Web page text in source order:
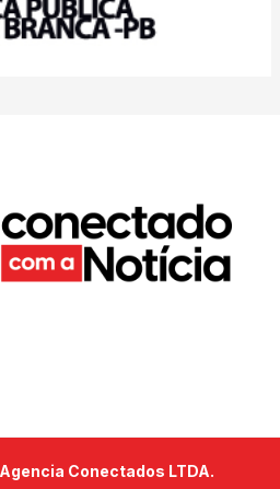
Conectados LTDA.